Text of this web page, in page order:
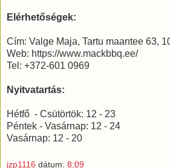
Elérhetőségek:
Cím: Valge Maja, Tartu maantee 63,
Web: https://www.mackbbq.ee/
Tel: +372-601 0969
Nyitvatartás:
Hétfő - Csütörtök: 12 - 23
Péntek - Vasárnap: 12 - 24
Vasárnap: 12 - 20
jzp1116 dátum: 8:09